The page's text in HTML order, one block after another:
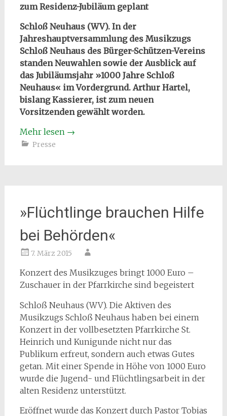
zum Residenz-Jubiläum geplant
Schloß Neuhaus (WV). In der
Jahreshauptversammlung des Musikzugs
Schloß Neuhaus des Bürger-Schützen-Vereins
standen Neuwahlen sowie der Ausblick auf
das Jubiläumsjahr »1000 Jahre Schloß
Neuhaus« im Vordergrund. Arthur Hartel,
bislang Kassierer, ist zum neuen
Vorsitzenden gewählt worden.
Mehr lesen →
Presse
»Flüchtlinge brauchen Hilfe
bei Behörden«
7. März 2015
Konzert des Musikzuges bringt 1000 Euro –
Zuschauer in der Pfarrkirche sind begeistert
Schloß Neuhaus (WV). Die Aktiven des
Musikzugs Schloß Neuhaus haben bei einem
Konzert in der vollbesetzten Pfarrkirche St.
Heinrich und Kunigunde nicht nur das
Publikum erfreut, sondern auch etwas Gutes
getan. Mit einer Spende in Höhe von 1000 Euro
wurde die Jugend- und Flüchtlingsarbeit in der
alten Residenz unterstützt.
Eröffnet wurde das Konzert durch Pastor Tobias